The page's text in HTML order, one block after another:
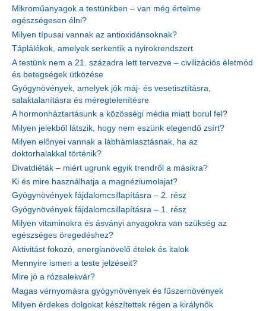
Mikroműanyagok a testünkben – van még értelme
egészségesen élni?
Milyen típusai vannak az antioxidánsoknak?
Táplálékok, amelyek serkentik a nyirokrendszert
A testünk nem a 21. századra lett tervezve – civilizációs életmód
és betegségek ütközése
Gyógynövények, amelyek jók máj- és vesetisztításra,
salaktalanításra és méregtelenítésre
A hormonháztartásunk a közösségi média miatt borul fel?
Milyen jelekből látszik, hogy nem eszünk elegendő zsírt?
Milyen előnyei vannak a lábhámlasztásnak, ha az
doktorhalakkal történik?
Divatdiéták – miért ugrunk egyik trendről a másikra?
Ki és mire használhatja a magnéziumolajat?
Gyógynövények fájdalomcsillapításra – 2. rész
Gyógynövények fájdalomcsillapításra – 1. rész
Milyen vitaminokra és ásványi anyagokra van szükség az
egészséges öregedéshez?
Aktivitást fokozó, energianövelő ételek és italok
Mennyire ismeri a teste jelzéseit?
Mire jó a rózsalekvár?
Magas vérnyomásra gyógynövények és fűszernövények
Milyen érdekes dolgokat készítettek régen a királynők